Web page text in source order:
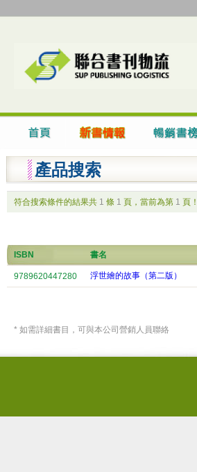
產品搜索
符合搜索條件的結果共 1 條 1 頁，當前為第 1 頁！
ISBN 書名
9789620447280 浮世繪的故事（第二版）
* 如需詳細書目，可與本公司營銷人員聯絡